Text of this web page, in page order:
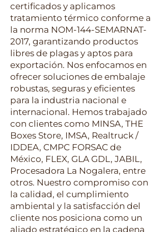
certificados y aplicamos
tratamiento térmico conforme a
la norma NOM-144-SEMARNAT-
2017, garantizando productos
libres de plagas y aptos para
exportación. Nos enfocamos en
ofrecer soluciones de embalaje
robustas, seguras y eficientes
para la industria nacional e
internacional. Hemos trabajado
con clientes como MINSA, THE
Boxes Store, IMSA, Realtruck /
IDDEA, CMPC FORSAC de
México, FLEX, GLA GDL, JABIL,
Procesadora La Nogalera, entre
otros. Nuestro compromiso con
la calidad, el cumplimiento
ambiental y la satisfacción del
cliente nos posiciona como un
aliado estratégico en la cadena